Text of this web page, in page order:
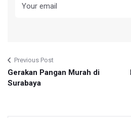
Previous Post
Gerakan Pangan Murah di
Surabaya